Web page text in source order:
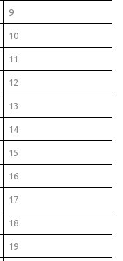
9
10
11
12
13
14
15
16
17
18
19